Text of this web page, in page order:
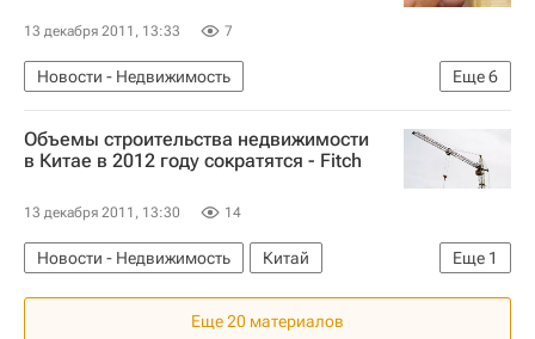
13 декабря 2011, 13:33 7
Еще6
Новости - Недвижимость
Рост цен на жилье в России
Москва
Цены
Элитное жилье
Жилье Россия
Объемы строительства недвижимости
в Китае в 2012 году сократятся - Fitch
13 декабря 2011, 13:30 14
Еще 1
Новости - Недвижимость
Китай
Строительство
Еще 20 материалов